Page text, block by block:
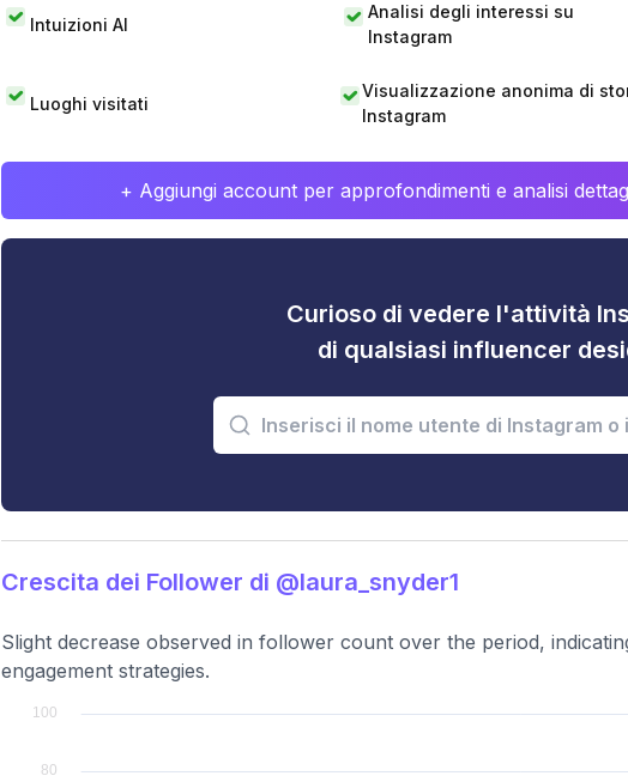
Intuizioni AI
Analisi degli interessi su
Instagram
Luoghi visitati
Visualizzazione anonima di
Instagram
+ Aggiungi account per approfondimenti e analisi
Curioso di vedere l'attività
di qualsiasi influencer
Crescita dei Follower di @laura_snyder1
Slight decrease observed in follower count over the period,
engagement strategies.